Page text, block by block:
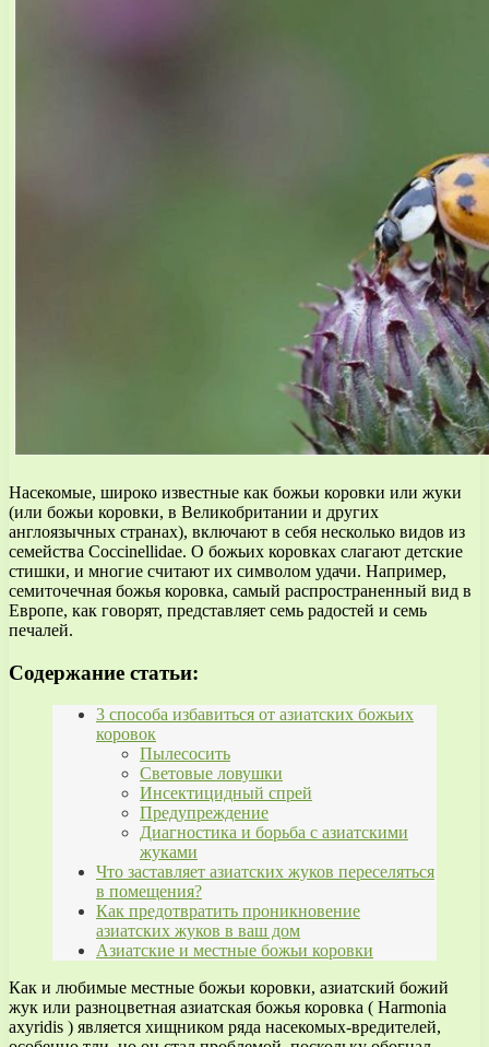
Насекомые, широко известные как божьи коровки или жуки
(или божьи коровки, в Великобритании и других
англоязычных странах), включают в себя несколько видов из
семейства Coccinellidae. О божьих коровках слагают детские
стишки, и многие считают их символом удачи. Например,
семиточечная божья коровка, самый распространенный вид в
Европе, как говорят, представляет семь радостей и семь
печалей.
Содержание статьи:
3 способа избавиться от азиатских божьих
коровок
Пылесосить
Световые ловушки
Инсектицидный спрей
Предупреждение
Диагностика и борьба с азиатскими
жуками
Что заставляет азиатских жуков переселяться
в помещения?
Как предотвратить проникновение
азиатских жуков в ваш дом
Азиатские и местные божьи коровки
Как и любимые местные божьи коровки, азиатский божий
жук или разноцветная азиатская божья коровка ( Harmonia
axyridis ) является хищником ряда насекомых-вредителей,